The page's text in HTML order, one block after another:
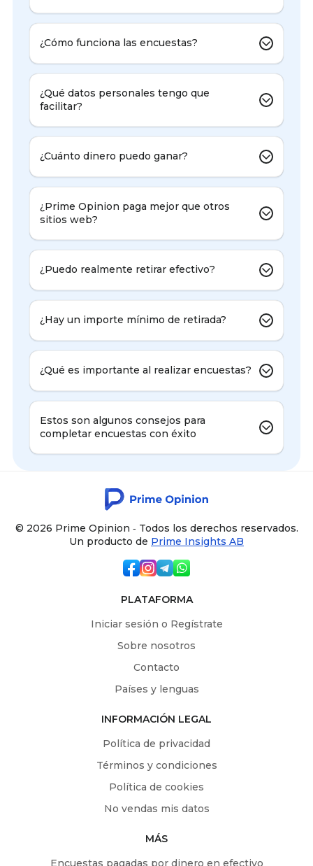
¿Cómo funciona las encuestas?
¿Qué datos personales tengo que
facilitar?
¿Cuánto dinero puedo ganar?
¿Prime Opinion paga mejor que otros
sitios web?
¿Puedo realmente retirar efectivo?
¿Hay un importe mínimo de retirada?
¿Qué es importante al realizar encuestas?
Estos son algunos consejos para
completar encuestas con éxito
© 2026 Prime Opinion ‐ Todos los derechos reservados.
Un producto de Prime Insights AB
PLATAFORMA
Iniciar sesión o Regístrate
Sobre nosotros
Contacto
Países y lenguas
INFORMACIÓN LEGAL
Política de privacidad
Términos y condiciones
Política de cookies
No vendas mis datos
MÁS
Encuestas pagadas por dinero en efectivo